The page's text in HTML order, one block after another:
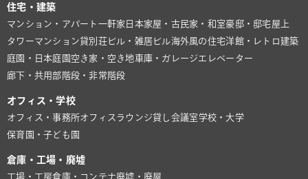
住宅・建築
マンション・アパート 一軒家 日本家屋・古民家・和室豪邸・邸宅屋上
タワーマンション貸別荘ビル・雑居ビル海外風の住宅洋館・レトロ建築
庭園・日本庭園 空き家・空き地 車庫・ガレージ エレベーター
廊下・共用部 階段・非常階段
オフィス・学校
オフィス・事務所オフィスラウンジ貸し会議室学校・大学
保育園・子ども園
倉庫・工場・廃墟
工場・工房倉庫・コンテナ廃墟・廃屋